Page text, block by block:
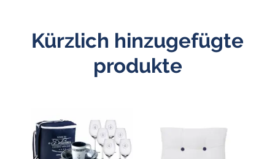
Kürzlich hinzugefügte
produkte